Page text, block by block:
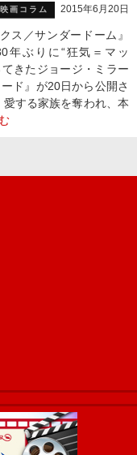
画コラム 2015年6月20日
ス／サンダードーム』
年ぶりに“狂気＝マッ
てきたジョージ・ミラー
ド』が20日から公開さ
する家族を奪われ、本